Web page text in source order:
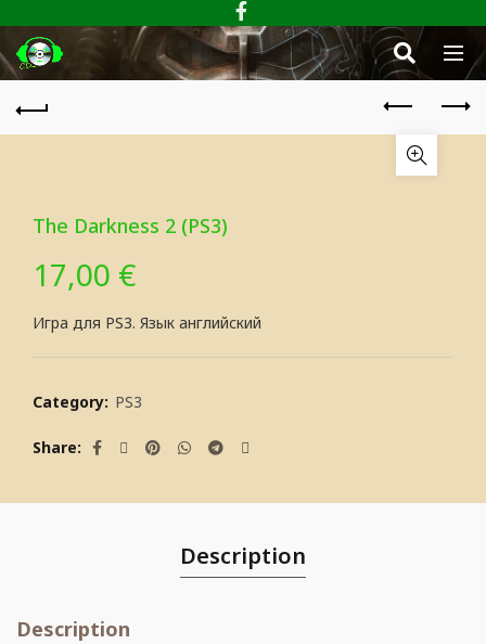
The Darkness 2 (PS3)
17,00 €
Игра для PS3. Язык английский
Category: PS3
Share
Description
Description